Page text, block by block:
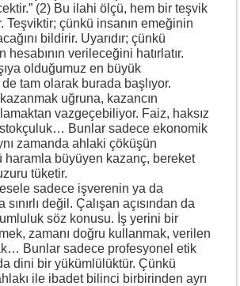
(2) Bu ilahi ölçü, hem bir teşvik
Teşviktir; çünkü insanın emeğinin
bildirir. Uyarıdır; çünkü
hesabının verileceğini hatırlatır.
olduğumuz en büyük
tam olarak burada başlıyor.
uğruna, kazancın
vazgeçebiliyor. Faiz, haksız
stokçuluk… Bunlar sadece ekonomik
zamanda ahlaki çöküşün
haramla büyüyen kazanç, bereket
tüketir.
sadece işverenin ya da
değil. Çalışan açısından da
söz konusu. İş yerini bir
zamanı doğru kullanmak, verilen
Bunlar sadece profesyonel etik
dini bir yükümlülüktür. Çünkü
ile ibadet bilinci birbirinden ayrı